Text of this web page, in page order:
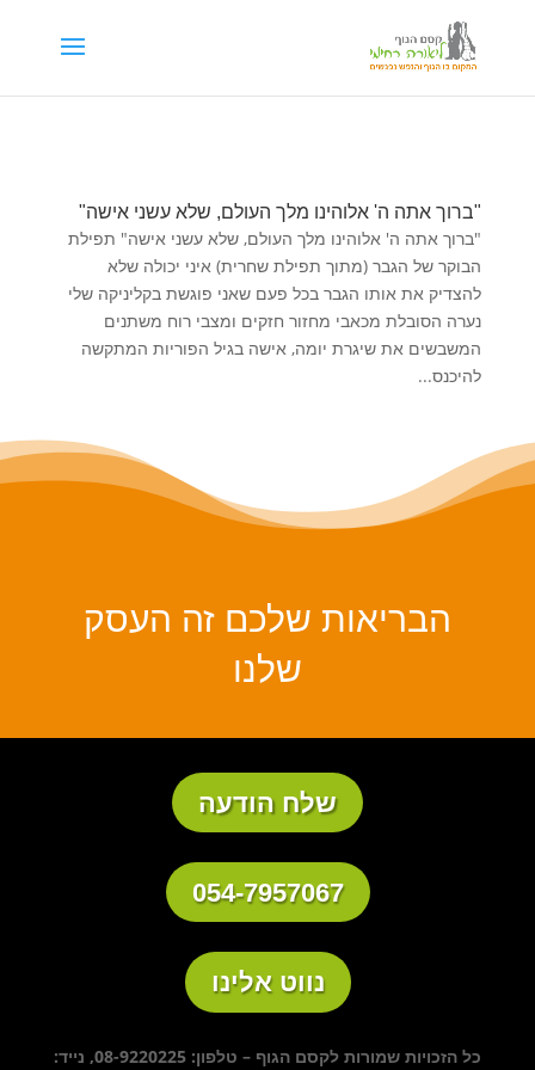
דילוג לתוכן
"ברוך אתה ה' אלוהינו מלך העולם, שלא עשני אישה"
"ברוך אתה ה' אלוהינו מלך העולם, שלא עשני אישה" תפילת
הבוקר של הגבר (מתוך תפילת שחרית) איני יכולה שלא
להצדיק את אותו הגבר בכל פעם שאני פוגשת בקליניקה שלי
נערה הסובלת מכאבי מחזור חזקים ומצבי רוח משתנים
המשבשים את שיגרת יומה, אישה בגיל הפוריות המתקשה
להיכנס...
הבריאות שלכם זה העסק
שלנו
שלח הודעה
054-7957067
נווט אלינו
כל הזכויות שמורות לקסם הגוף – טלפון: 08-9220225, נייד: